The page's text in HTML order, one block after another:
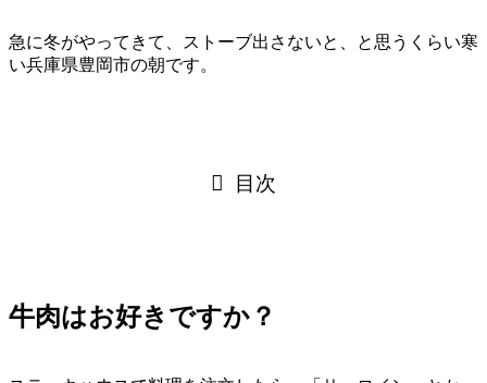
急に冬がやってきて、ストーブ出さないと、と思うくらい寒
い兵庫県豊岡市の朝です。
目次
牛肉はお好きですか？